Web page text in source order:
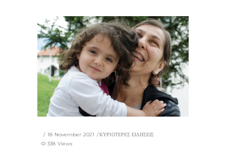
18 November 2021
ΚΥΡΙΟΤΕΡΕΣ ΕΙΔΗΣΕΙΣ
338 Views